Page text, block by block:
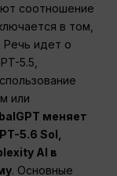
соотношение
в том,
. Речь идет о
5.5,
или
меняет
5.6 Sol,
AI в
. Основные